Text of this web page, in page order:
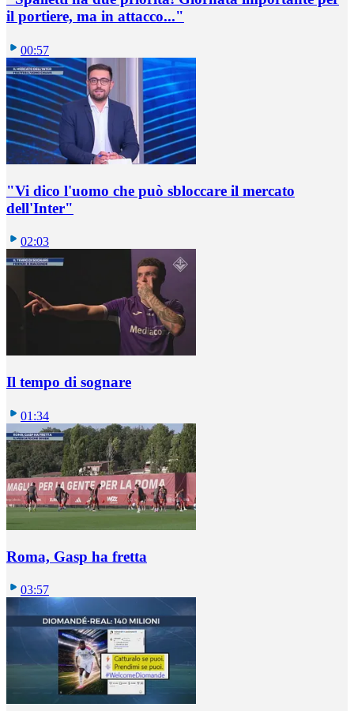
il portiere, ma in attacco..."
00:57
"Vi dico l'uomo che può sbloccare il mercato
dell'Inter"
02:03
Il tempo di sognare
01:34
Roma, Gasp ha fretta
03:57